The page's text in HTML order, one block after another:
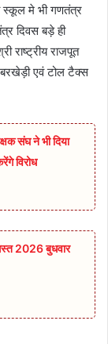
स्कूल मे भी गणतंत्र
दिवस बड़े ही
राष्ट्रीय राजपूत
बरखेड़ी एवं टोल टैक्स
संघ ने भी दिया
विरोध
2026 बुधवार